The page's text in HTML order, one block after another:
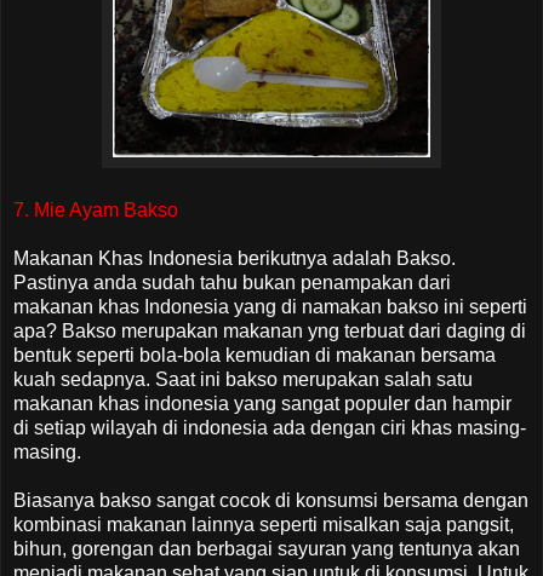
7. Mie Ayam Bakso
Makanan Khas Indonesia berikutnya adalah Bakso.
Pastinya anda sudah tahu bukan penampakan dari
makanan khas Indonesia yang di namakan bakso ini seperti
apa? Bakso merupakan makanan yng terbuat dari daging di
bentuk seperti bola-bola kemudian di makanan bersama
kuah sedapnya. Saat ini bakso merupakan salah satu
makanan khas indonesia yang sangat populer dan hampir
di setiap wilayah di indonesia ada dengan ciri khas masing-
masing.
Biasanya bakso sangat cocok di konsumsi bersama dengan
kombinasi makanan lainnya seperti misalkan saja pangsit,
bihun, gorengan dan berbagai sayuran yang tentunya akan